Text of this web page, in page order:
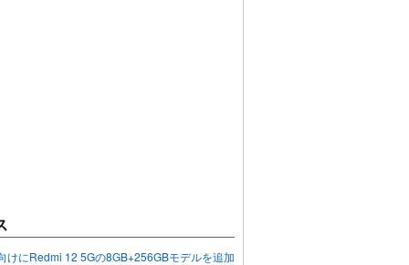
けにRedmi 12 5Gの8GB+256GBモデルを追加